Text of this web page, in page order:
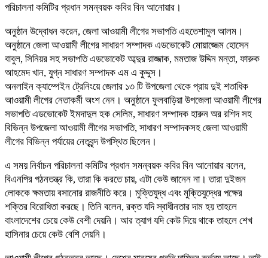
পরিচালনা কমিটির প্রধান সমন্বয়ক কবির বিন আনোয়ার।
অনুষ্ঠান উদ্বোধন করেন, জেলা আওয়ামী লীগের সভাপতি এহতেশামুল আলম।
অনুষ্ঠানে জেলা আওয়ামী লীগের সাধারণ সম্পাদক এডভোকেট মোয়াজ্জেম হোসেন
বাবুল, সিনিয়র সহ সভাপতি এডভোকেট আব্দুর রাজ্জাক, মমতাজ উদ্দিন মন্তা, ফারুক
আহমেদ খান, যুগ্ন সাধারণ সম্পাদক এম এ কুদ্দুস।
অনলাইন ক্যাম্পেইন ট্রেনিংয়ে জেলার ১৩ টি উপজেলা থেকে প্রায় দুই শতাধিক
আওয়ামী লীগের নেতাকর্মী অংশ নেন। অনুষ্ঠানে ফুলবাড়িয়া উপজেলা আওয়ামী লীগের
সভাপতি এডভোকেট ইমদাদুল হক সেলিম, সাধারণ সম্পাদক হারুন অর রশিদ সহ
বিভিন্ন উপজেলা আওয়ামী লীগের সভাপতি, সাধারণ সম্পাদকসহ জেলা আওয়ামী
লীগের বিভিন্ন পর্যায়ের নেতৃবৃন্দ উপস্থিত ছিলেন।
এ সময় নির্বাচন পরিচালনা কমিটির প্রধান সমন্বয়ক কবির বিন আনোয়ার বলেন,
বিএনপির গঠনতন্ত্র কি, তারা কি করতে চায়, এটা কেউ জানেন না। তারা দুইজন
লোককে ক্ষমতায় বসানোর রাজনীতি করে। মুক্তিযুদ্ধ এবং মুক্তিযুদ্ধের পক্ষের
শক্তির বিরোধিতা করছে। তিনি বলেন, রক্ত যদি স্বাধীনতার দাম হয় তাহলে
বাংলাদেশের চেয়ে কেউ বেশী দেয়নি। আর ত্যাগ যদি কেউ দিয়ে থাকে তাহলে শেখ
হাসিনার চেয়ে কেউ বেশি দেয়নি।